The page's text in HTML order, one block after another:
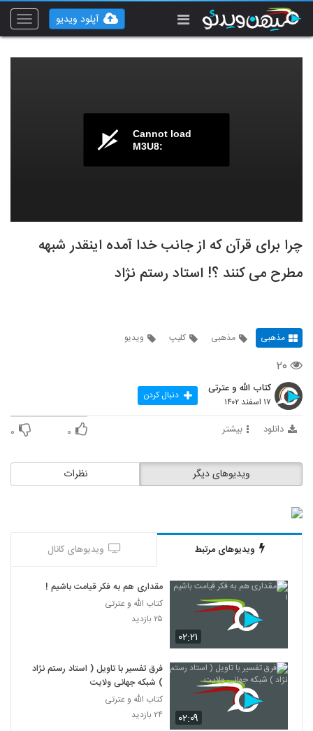
Toggle
آپلود ویدیو
Cannot load
M3U8:
چرا برای قرآن که از جانب خدا آمده اینقدر شبهه
مطرح می کنند ؟! استاد رستم نژاد
مذهبی مذهبی کلیپ ویدیو
۲۰
کتاب الله و عترتی
۱۷ اسفند ۱۴۰۲ دنبال کردن
دانلود بیشتر ۰ ۰
نظرات ویدیوهای دیگر
ویدیوهای مرتبط ویدیوهای کانال
۰۲:۲۱
مقداری هم به فکر قیامت باشیم !
کتاب الله و عترتی
۲۵ بازدید
۰۲:۰۹
فرق تفسیر با تاویل ( استاد رستم نژاد
) شبکه جهانی ولایت
کتاب الله و عترتی
۲۴ بازدید